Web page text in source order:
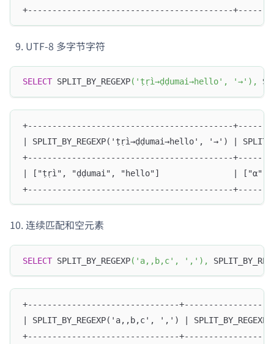
+------------------------------------------
UTF-8 多字节字符
SELECT SPLIT_BY_REGEXP( 'ṭṛì→ḍḍumai→hello' , '→' ) ,
+------------------------------------------
| SPLIT_BY_REGEXP('ṭṛì→ḍḍumai→hello', '→') |
+------------------------------------------
| ["ṭṛì", "ḍḍumai", "hello"]               |
+------------------------------------------
连续匹配和空元素
SELECT SPLIT_BY_REGEXP( 'a,,b,c' , ',' ) ,
+-------------------------------
| SPLIT_BY_REGEXP('a,,b,c', ',') |
+-------------------------------